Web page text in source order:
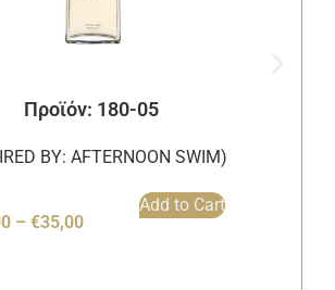
Προϊόν: 180-05
BY: AFTERNOON SWIM)
– €35,00
Add to Cart